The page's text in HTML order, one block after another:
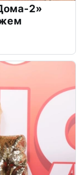
2»